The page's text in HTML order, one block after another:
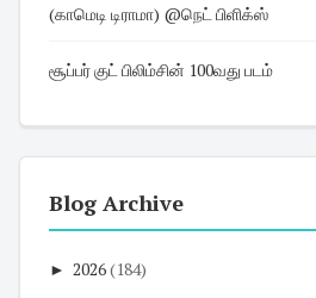
(காமெடி டிராமா) @நெட் பிளிக்ஸ்
சூப்பர் குட் பிலிம்சின் 100வது படம்
Blog Archive
► 2026(184)